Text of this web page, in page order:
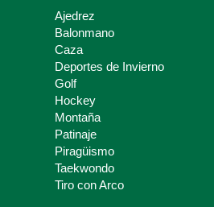
Ajedrez
Balonmano
Caza
Deportes de Invierno
Golf
Hockey
Montaña
Patinaje
Piragüismo
Taekwondo
Tiro con Arco